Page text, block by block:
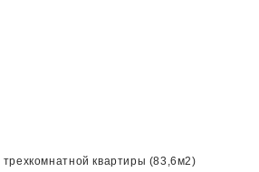
трехкомнатной квартиры (83,6м2)